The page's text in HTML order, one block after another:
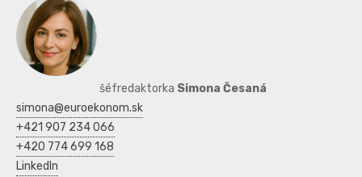
šéfredaktorka Simona Česaná
simona@euroekonom.sk
+421 907 234 066
+420 774 699 168
LinkedIn